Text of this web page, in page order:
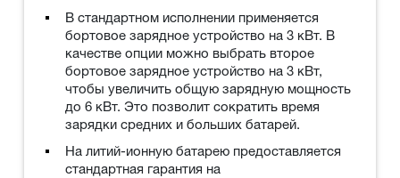
В стандартном исполнении применяется
бортовое зарядное устройство на 3 кВт. В
качестве опции можно выбрать второе
бортовое зарядное устройство на 3 кВт,
чтобы увеличить общую зарядную мощность
до 6 кВт. Это позволит сократить время
зарядки средних и больших батарей.
На литий-ионную батарею предоставляется
стандартная гарантия на